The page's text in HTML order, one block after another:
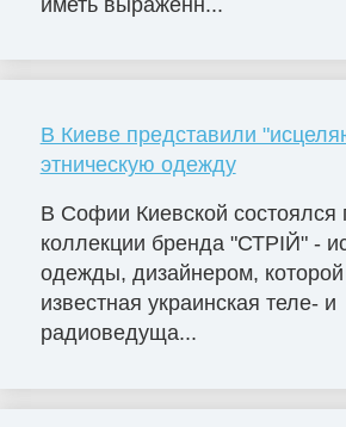
В Киеве представили
этническую одежду
В Софии Киевской состоялся
коллекции бренда "СТРІЙ" -
одежды, дизайнером,
известная украинская теле- и
радиоведуща...